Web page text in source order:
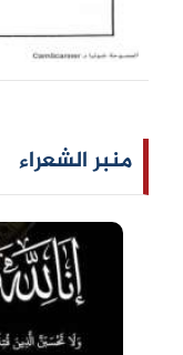
منبر الشعراء